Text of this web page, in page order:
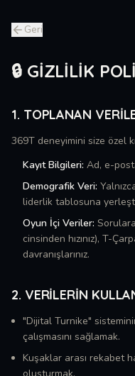
Geri
🔒 GIZLILIK
1. TOPLANAN
369T deneyimini size özel
Kayıt Bilgileri: Ad, e-
Demografik Veri:
liderlik tablosuna
Oyun İçi Veriler:
cinsinden hızınız), T-
davranışlarınız.
2. VERILERIN
"Dijital Turnike"
çalışmasını sağlamak.
Kuşaklar arası rekabet